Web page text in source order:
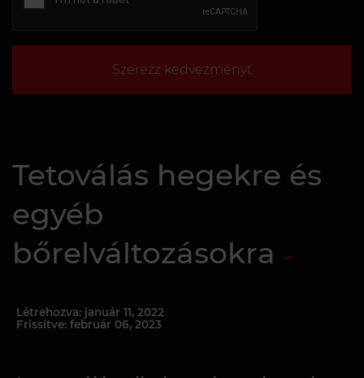
Szerezz kedvezményt
Tetoválás hegekre és
egyéb
bőrelváltozásokra
Létrehozva: január 11, 2022
Frissítve: február 06, 2023